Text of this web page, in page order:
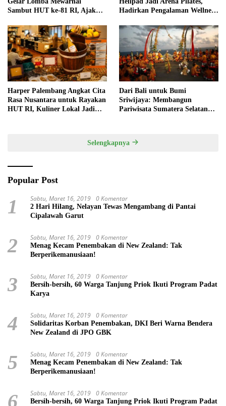
Sambut HUT ke-81 RI, Ajak
Hadirkan Pengalaman Wellness
Harper Palembang Angkat Cita
Rasa Nusantara untuk Rayakan
HUT RI, Kuliner Lokal Jadi
Dari Bali untuk Bumi
Sriwijaya: Membangun
Pariwisata Sumatera Selatan
Selengkapnya
Popular Post
1 Sabtu, Maret 16, 2019 0 Komentar
2 Hari Hilang, Nelayan Tewas Mengambang di Pantai
Cipalawah Garut
2 Sabtu, Maret 16, 2019 0 Komentar
Menag Kecam Penembakan di New Zealand: Tak
Berperikemanusiaan!
3 Sabtu, Maret 16, 2019 0 Komentar
Bersih-bersih, 60 Warga Tanjung Priok Ikuti Program Padat
Karya
4 Sabtu, Maret 16, 2019 0 Komentar
Solidaritas Korban Penembakan, DKI Beri Warna Bendera
New Zealand di JPO GBK
5 Sabtu, Maret 16, 2019 0 Komentar
Menag Kecam Penembakan di New Zealand: Tak
Berperikemanusiaan!
6 Sabtu, Maret 16, 2019 0 Komentar
Bersih-bersih, 60 Warga Tanjung Priok Ikuti Program Padat